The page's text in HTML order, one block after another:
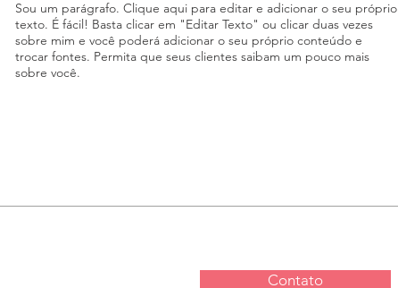
Sou um parágrafo. Clique aqui para editar e adicionar o seu próprio
texto. É fácil! Basta clicar em "Editar Texto" ou clicar duas vezes
sobre mim e você poderá adicionar o seu próprio conteúdo e
trocar fontes. Permita que seus clientes saibam um pouco mais
sobre você.
Contato